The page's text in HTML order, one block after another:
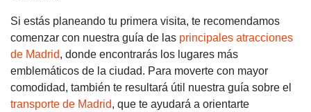
Si estás planeando tu primera visita, te recomendamos
comenzar con nuestra guía de las principales atracciones
de Madrid, donde encontrarás los lugares más
emblemáticos de la ciudad. Para moverte con mayor
comodidad, también te resultará útil nuestra guía sobre el
transporte de Madrid, que te ayudará a orientarte